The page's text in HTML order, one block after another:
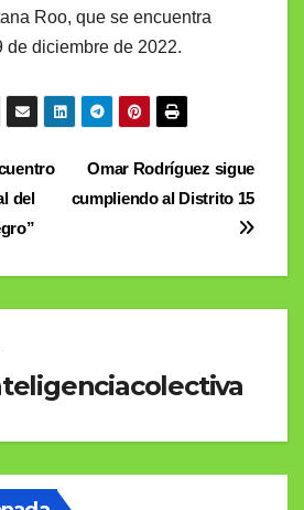
Roo, que se encuentra
de diciembre de 2022.
Omar Rodríguez sigue
cumpliendo al Distrito 15
del